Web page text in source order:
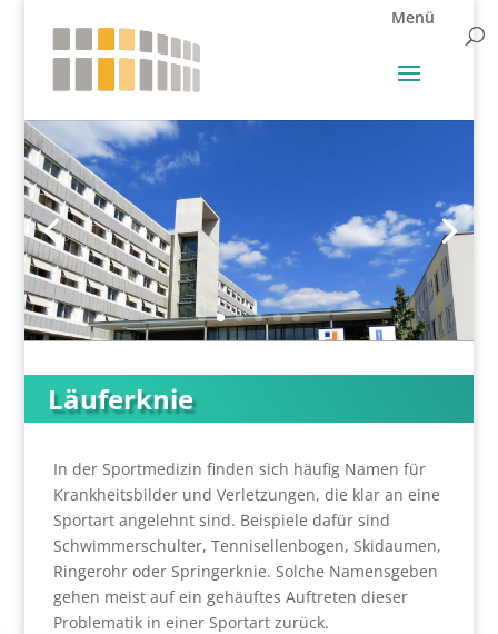
Läuferknie
In der Sportmedizin finden sich häufig Namen für
Krankheitsbilder und Verletzungen, die klar an eine
Sportart angelehnt sind. Beispiele dafür sind
Schwimmerschulter, Tennisellenbogen, Skidaumen,
Ringerohr oder Springerknie. Solche Namensgeben
gehen meist auf ein gehäuftes Auftreten dieser
Problematik in einer Sportart zurück.